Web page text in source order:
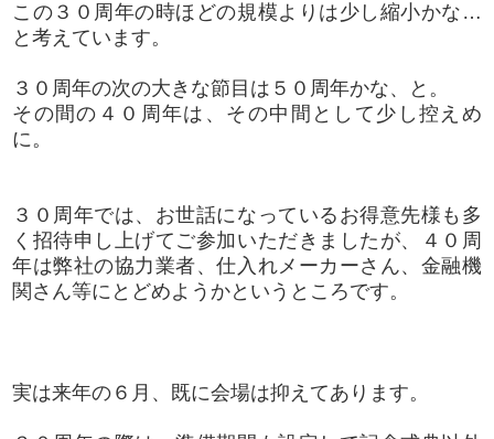
この３０周年の時ほどの規模よりは少し縮小かな…
と考えています。
３０周年の次の大きな節目は５０周年かな、と。
その間の４０周年は、その中間として少し控えめ
に。
３０周年では、お世話になっているお得意先様も多
く招待申し上げてご参加いただきましたが、４０周
年は弊社の協力業者、仕入れメーカーさん、金融機
関さん等にとどめようかというところです。
実は来年の６月、既に会場は抑えてあります。